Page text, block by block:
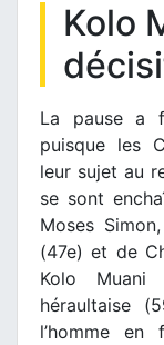
Kolo
La pause a
puisque les
leur sujet au
se sont
Moses
(47e) et de
Kolo
héraultaise
l’homme en